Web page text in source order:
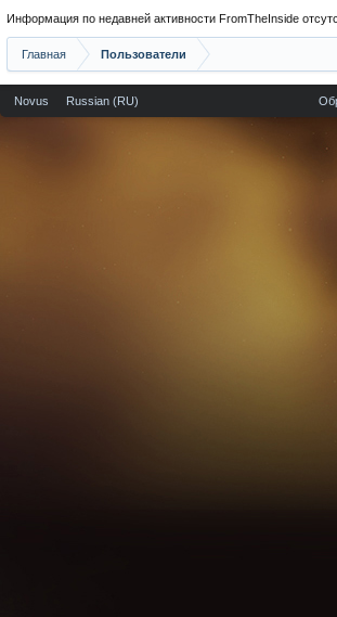
Информация по недавней активности FromTheInside
Главная Пользователи
Novus Russian (RU)